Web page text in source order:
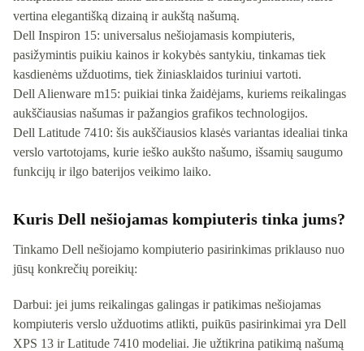
vertina elegantišką dizainą ir aukštą našumą.
Dell Inspiron 15: universalus nešiojamasis kompiuteris,
pasižymintis puikiu kainos ir kokybės santykiu, tinkamas tiek
kasdienėms užduotims, tiek žiniasklaidos turiniui vartoti.
Dell Alienware m15: puikiai tinka žaidėjams, kuriems reikalingas
aukščiausias našumas ir pažangios grafikos technologijos.
Dell Latitude 7410: šis aukščiausios klasės variantas idealiai tinka
verslo vartotojams, kurie ieško aukšto našumo, išsamių saugumo
funkcijų ir ilgo baterijos veikimo laiko.
Kuris Dell nešiojamas kompiuteris tinka jums?
Tinkamo Dell nešiojamo kompiuterio pasirinkimas priklauso nuo
jūsų konkrečių poreikių:
Darbui: jei jums reikalingas galingas ir patikimas nešiojamas
kompiuteris verslo užduotims atlikti, puikūs pasirinkimai yra Dell
XPS 13 ir Latitude 7410 modeliai. Jie užtikrina patikimą našumą